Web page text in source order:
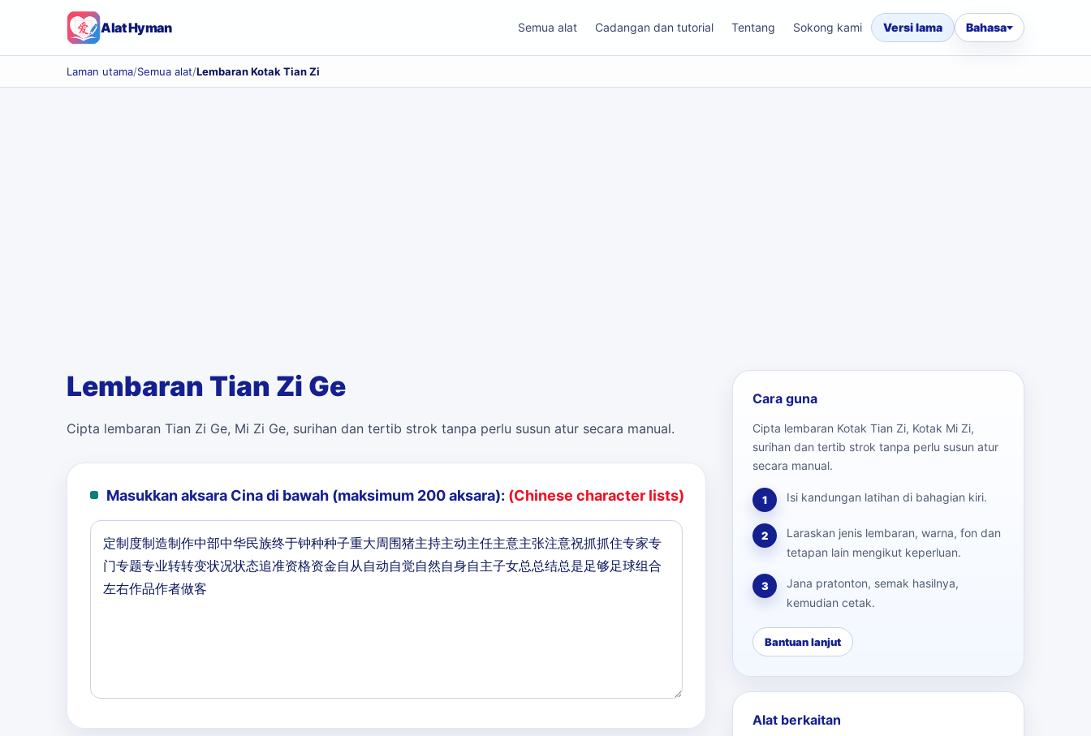
Alat Hyman Semua alat Cadangan dan tutorial Tentang Sokong kami Versi lama Bahasa
Laman utama/Semua alat/Lembaran Kotak Tian Zi
Lembaran Tian Zi Ge
Cipta lembaran Tian Zi Ge, Mi Zi Ge, surihan dan tertib strok tanpa perlu susun atur secara manual.
Masukkan aksara Cina di bawah (maksimum 200 aksara): (Chinese character lists)
Cara guna
Cipta lembaran Kotak Tian Zi, Kotak Mi Zi,
surihan dan tertib strok tanpa perlu susun atur
secara manual.
1 Isi kandungan latihan di bahagian kiri.
2
Laraskan jenis lembaran, warna, fon dan
tetapan lain mengikut keperluan.
3
Jana pratonton, semak hasilnya,
kemudian cetak.
Bantuan lanjut
Alat berkaitan